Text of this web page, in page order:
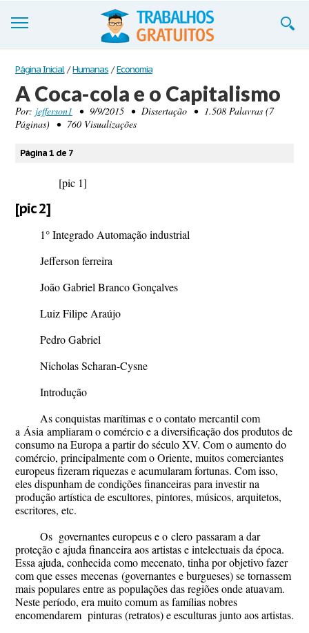
Trabalhos
Cadastre-se
Entre
Blog
Contate-nos
Página Inicial / Humanas / Economia
A Coca-cola e o Capitalismo
Por: jefferson1 • 9/9/2015 • Dissertação • 1.508 Palavras (7
Páginas) • 760 Visualizações
Página 1 de 7
[pic 1]
[pic 2]
1° Integrado Automação industrial
Jefferson ferreira
João Gabriel Branco Gonçalves
Luiz Filipe Araújo
Pedro Gabriel
Nicholas Scharan-Cysne
Introdução
As conquistas marítimas e o contato mercantil com
a Ásia ampliaram o comércio e a diversificação dos produtos de
consumo na Europa a partir do século XV. Com o aumento do
comércio, principalmente com o Oriente, muitos comerciantes
europeus fizeram riquezas e acumularam fortunas. Com isso,
eles dispunham de condições financeiras para investir na
produção artística de escultores, pintores, músicos, arquitetos,
escritores, etc.
Os governantes europeus e o clero passaram a dar
proteção e ajuda financeira aos artistas e intelectuais da época.
Essa ajuda, conhecida como mecenato, tinha por objetivo fazer
com que esses mecenas (governantes e burgueses) se tornassem
mais populares entre as populações das regiões onde atuavam.
Neste período, era muito comum as famílias nobres
encomendarem pinturas (retratos) e esculturas junto aos artistas.